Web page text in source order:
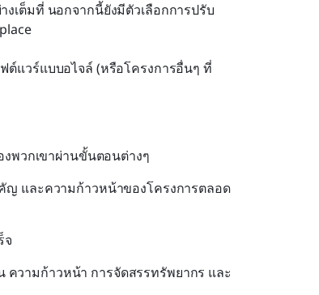
เต็มที่ นอกจากนี้ยังมีตัวเลือกการปรับ
แวร์แบบอไจล์ (หรือโครงการอื่นๆ ที่
พวกเขาผ่านขั้นตอนต่างๆ
และความก้าวหน้าของโครงการตลอด
จ
ความก้าวหน้า การจัดสรรทรัพยากร และ